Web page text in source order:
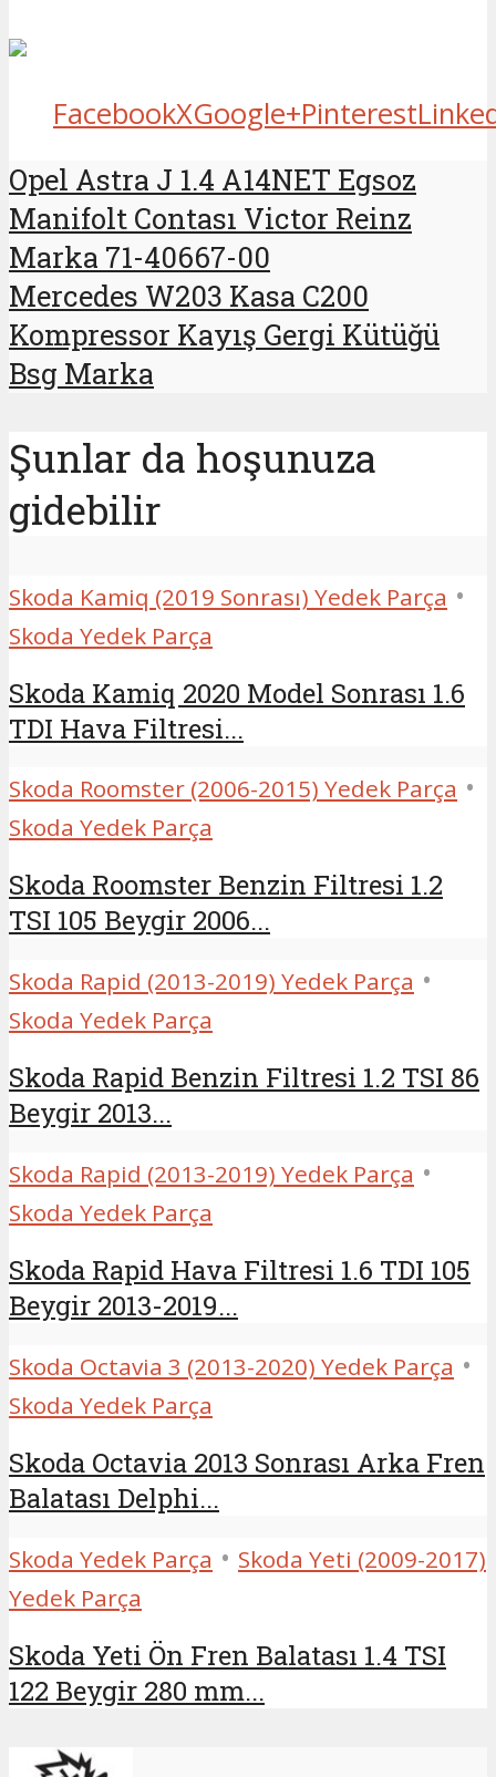
FacebookXGoogle+Pinterest
Opel Astra J 1.4 A14NET Egsoz
Manifolt Contası Victor Reinz
Marka 71-40667-00
Mercedes W203 Kasa C200
Kompressor Kayış Gergi Kütüğü
Bsg Marka
Şunlar da hoşunuza
gidebilir
Skoda Kamiq (2019 Sonrası) Yedek Parça •
Skoda Yedek Parça
Skoda Kamiq 2020 Model Sonrası 1.6
TDI Hava Filtresi...
Skoda Roomster (2006-2015) Yedek Parça •
Skoda Yedek Parça
Skoda Roomster Benzin Filtresi 1.2
TSI 105 Beygir 2006...
Skoda Rapid (2013-2019) Yedek Parça •
Skoda Yedek Parça
Skoda Rapid Benzin Filtresi 1.2 TSI 86
Beygir 2013...
Skoda Rapid (2013-2019) Yedek Parça •
Skoda Yedek Parça
Skoda Rapid Hava Filtresi 1.6 TDI 105
Beygir 2013-2019...
Skoda Octavia 3 (2013-2020) Yedek Parça •
Skoda Yedek Parça
Skoda Octavia 2013 Sonrası Arka Fren
Balatası Delphi...
Skoda Yedek Parça • Skoda Yeti (2009-2017)
Yedek Parça
Skoda Yeti Ön Fren Balatası 1.4 TSI
122 Beygir 280 mm...